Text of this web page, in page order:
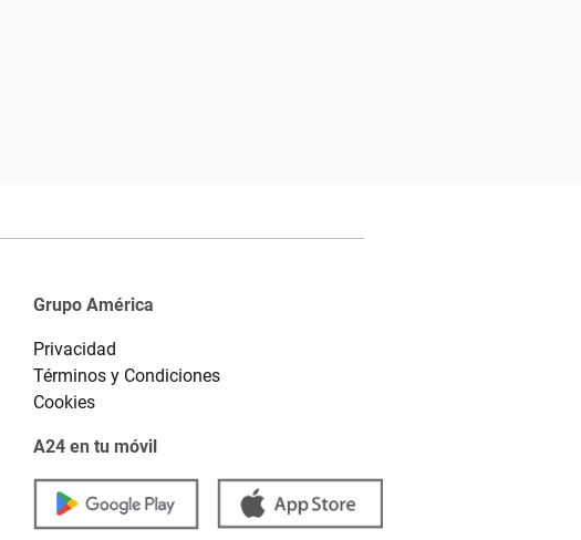
Grupo América
Privacidad
Términos y Condiciones
Cookies
A24 en tu móvil